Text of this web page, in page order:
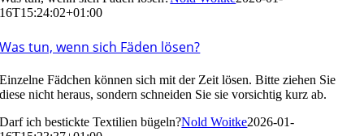
16T15:24:02+01:00
Was tun, wenn sich Fäden lösen?
Einzelne Fädchen können sich mit der Zeit lösen. Bitte ziehen Sie
diese nicht heraus, sondern schneiden Sie sie vorsichtig kurz ab.
Darf ich bestickte Textilien bügeln?Nold Woitke2026-01-